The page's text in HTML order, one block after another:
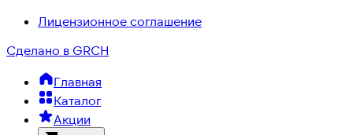
Лицензионное соглашение
Сделано в GRCH
Главная
Каталог
Акции